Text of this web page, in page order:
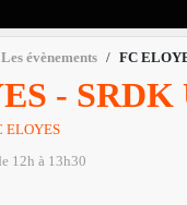
Les évènements FC
- SRDK
ELOYES
12h à 13h30